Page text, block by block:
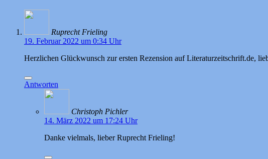
Ruprecht Frieling
19. Februar 2022 um 0:34 Uhr
Herzlichen Glückwunsch zur ersten Rezension auf Literaturzeitschrift.de,
Antworten
Christoph Pichler
14. März 2022 um 17:24 Uhr
Danke vielmals, lieber Ruprecht Frieling!